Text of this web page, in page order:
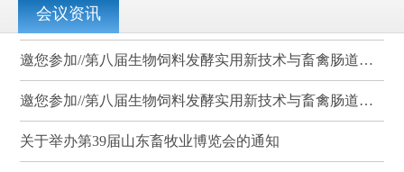
会议资讯
邀您参加//第八届生物饲料发酵实用新技术与畜禽肠道健康、营养科学研讨会（武汉）
邀您参加//第八届生物饲料发酵实用新技术与畜禽肠道健康、营养科学研讨会（武汉）
关于举办第39届山东畜牧业博览会的通知